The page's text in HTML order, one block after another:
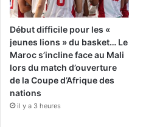
Début difficile pour les «
jeunes lions » du basket… Le
Maroc s’incline face au Mali
lors du match d’ouverture
de la Coupe d’Afrique des
nations
il y a 3 heures